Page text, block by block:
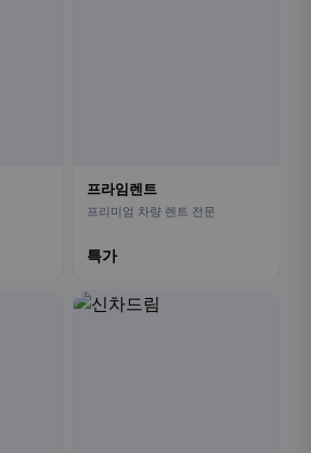
프라임렌트
프리미엄 차량 렌트 전문
특가